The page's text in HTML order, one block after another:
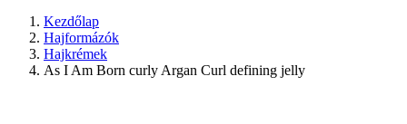
Kezdőlap
Hajformázók
Hajkrémek
As I Am Born curly Argan Curl defining jelly